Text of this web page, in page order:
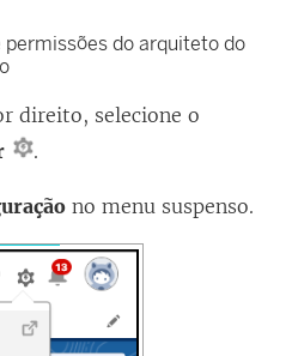
m
j
do arquiteto do
direito, selecione o
.
no menu suspenso.